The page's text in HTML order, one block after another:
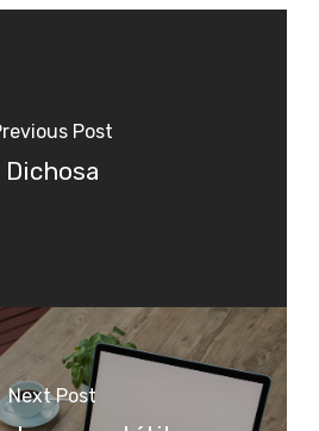
Post
Dichosa
Next Post